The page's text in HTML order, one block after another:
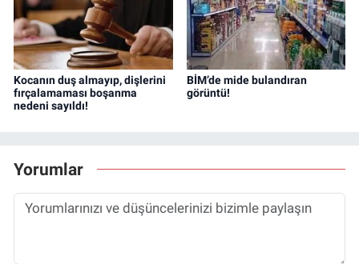
Kocanın duş almayıp, dişlerini
fırçalamaması boşanma
nedeni sayıldı!
BİM’de mide bulandıran
görüntü!
Yorumlar